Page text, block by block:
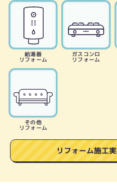
給湯器
リフォーム
ガスコンロ
リフォーム
その他
リフォーム
リフォーム施工